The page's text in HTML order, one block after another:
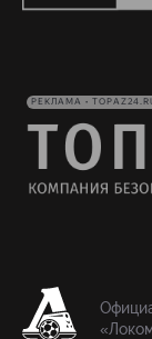
РЕКЛАМА •